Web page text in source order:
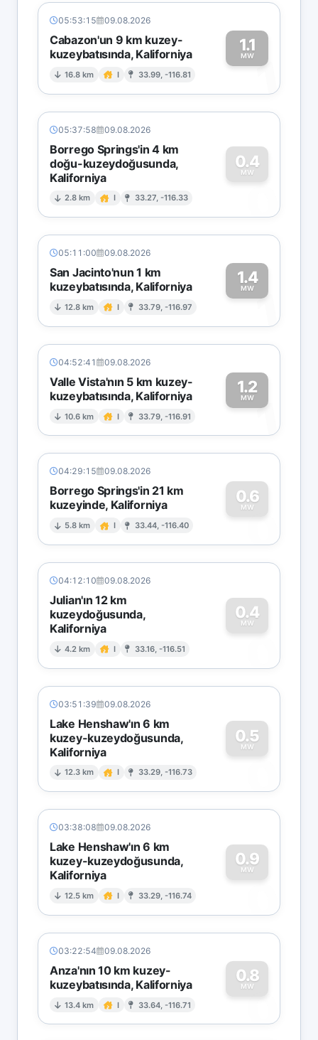
05:53:15 09.08.2026
Cabazon'un 9 km kuzey-
kuzeybatısında, Kaliforniya
16.8 km I 33.99, -116.81
1.1
MW1
05:37:58 09.08.2026
Borrego Springs'in 4 km
doğu-kuzeydoğusunda,
Kaliforniya
2.8 km I 33.27, -116.33
0.4
MW
0
05:11:00 09.08.2026
San Jacinto'nun 1 km
kuzeybatısında, Kaliforniya
12.8 km I 33.79, -116.97
1.4
MW1
04:52:41 09.08.2026
Valle Vista'nın 5 km kuzey-
kuzeybatısında, Kaliforniya
10.6 km I 33.79, -116.91
1.2
MW1
04:29:15 09.08.2026
Borrego Springs'in 21 km
kuzeyinde, Kaliforniya
5.8 km I 33.44, -116.40
0.6
MW
0
04:12:10 09.08.2026
Julian'ın 12 km
kuzeydoğusunda,
Kaliforniya
4.2 km I 33.16, -116.51
0.4
MW
0
03:51:39 09.08.2026
Lake Henshaw'ın 6 km
kuzey-kuzeydoğusunda,
Kaliforniya
12.3 km I 33.29, -116.73
0.5
MW
0
03:38:08 09.08.2026
Lake Henshaw'ın 6 km
kuzey-kuzeydoğusunda,
Kaliforniya
12.5 km I 33.29, -116.74
0.9
MW
0
03:22:54 09.08.2026
Anza'nın 10 km kuzey-
kuzeybatısında, Kaliforniya
13.4 km I 33.64, -116.71
0.8
MW
0